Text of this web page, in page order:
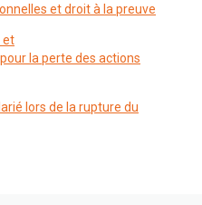
et droit à la preuve
et
la perte des actions
lors de la rupture du